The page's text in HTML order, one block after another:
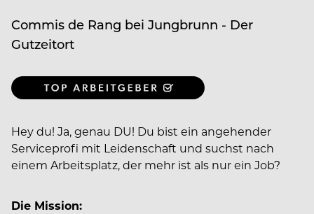
Commis de Rang bei Jungbrunn - Der
Gutzeitort
Hey du! Ja, genau DU! Du bist ein angehender
Serviceprofi mit Leidenschaft und suchst nach
einem Arbeitsplatz, der mehr ist als nur ein Job?
Die Mission: